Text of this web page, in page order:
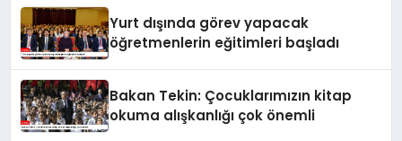
Yurt dışında görev yapacak
öğretmenlerin eğitimleri başladı
Bakan Tekin: Çocuklarımızın kitap
okuma alışkanlığı çok önemli